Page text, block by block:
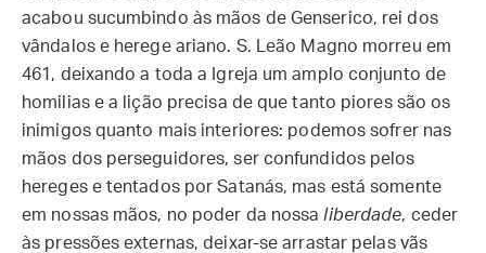
acabou sucumbindo às mãos de Genserico, rei dos
vândalos e herege ariano. S. Leão Magno morreu em
461, deixando a toda a Igreja um amplo conjunto de
homilias e a lição precisa de que tanto piores são os
inimigos quanto mais interiores: podemos sofrer nas
mãos dos perseguidores, ser confundidos pelos
hereges e tentados por Satanás, mas está somente
em nossas mãos, no poder da nossaliberdade, ceder
às pressões externas, deixar-se arrastar pelas vãs